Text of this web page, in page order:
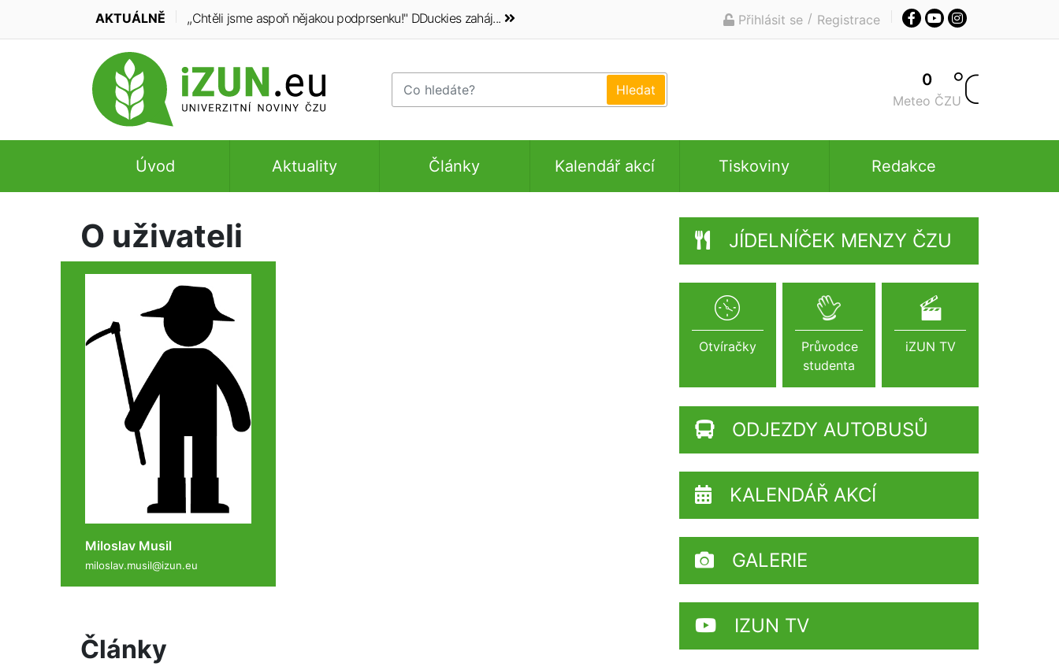
AKTUÁLNĚ ,,Chtěli jsme aspoň nějakou podprsenku!" DDuckies zaháj... Přihlásit se / Registrace
0
Meteo ČZU
Úvod Aktuality Články Kalendář akcí Tiskoviny Redakce
O uživateli
Miloslav Musil
miloslav.musil@izun.eu
Články
JÍDELNÍČEK MENZY ČZU
Otvíračky
Průvodce
studenta
iZUN TV
ODJEZDY AUTOBUSŮ
KALENDÁŘ AKCÍ
GALERIE
IZUN TV